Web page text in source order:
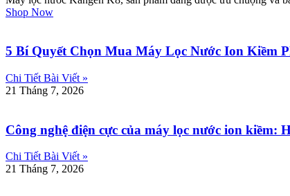
Shop Now
5 Bí Quyết Chọn Mua Máy Lọc Nước Ion Kiềm
Chi Tiết Bài Viết »
21 Tháng 7, 2026
Công nghệ điện cực của máy lọc nước ion kiềm:
Chi Tiết Bài Viết »
21 Tháng 7, 2026